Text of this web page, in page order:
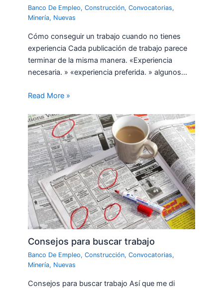
Banco De Empleo,Construcción,Convocatorias,
Minería, Nuevas
Cómo conseguir un trabajo cuando no tienes
experiencia Cada publicación de trabajo parece
terminar de la misma manera. «Experiencia
necesaria. » «experiencia preferida. » algunos…
Read More »
Consejos para buscar trabajo
Banco De Empleo,Construcción,Convocatorias,
Minería, Nuevas
Consejos para buscar trabajo Así que me di